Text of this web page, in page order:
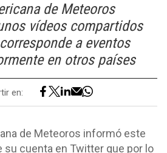
de Meteoros
vídeos compartidos
a eventos
en otros países
en:
de Meteoros informó este
su cuenta en Twitter que por lo